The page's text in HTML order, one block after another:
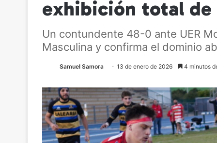
exhibición total de
Un contundente 48-0 ante UER
Masculina y confirma el dominio
Samuel Samora 13 de enero de 2026 4 minutos